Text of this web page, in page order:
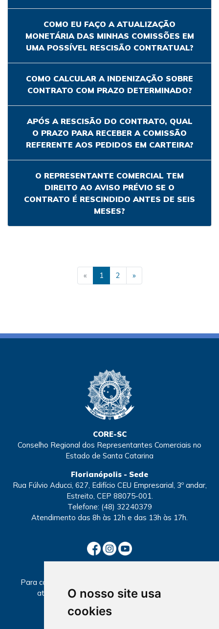
O nosso site usa
cookies
COMO EU FAÇO A ATUALIZAÇÃO
MONETÁRIA DAS MINHAS COMISSÕES EM
UMA POSSÍVEL RESCISÃO CONTRATUAL?
COMO CALCULAR A INDENIZAÇÃO SOBRE
CONTRATO COM PRAZO DETERMINADO?
APÓS A RESCISÃO DO CONTRATO, QUAL
O PRAZO PARA RECEBER A COMISSÃO
REFERENTE AOS PEDIDOS EM CARTEIRA?
O REPRESENTANTE COMERCIAL TEM
DIREITO AO AVISO PRÉVIO SE O
CONTRATO É RESCINDIDO ANTES DE SEIS
MESES?
«Previous
1 2 »Next
CORE-SC
Conselho Regional dos Representantes Comerciais no
Estado de Santa Catarina
Florianópolis - Sede
Rua Fúlvio Aducci, 627, Edifício CEU Empresarial, 3º andar,
Estreito, CEP 88075-001.
Telefone: (48) 32240379
Atendimento das 8h às 12h e das 13h às 17h.
Para consultar informações sobre local e horários de
atendimento, selecione a Seccional abaixo.